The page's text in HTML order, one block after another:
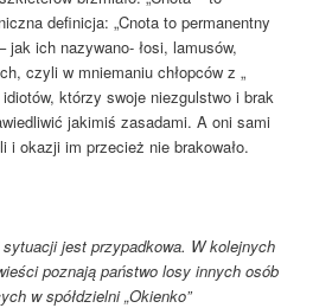
definicja: „Cnota to permanentny
jak ich nazywano- łosi, lamusów,
czyli w mniemaniu chłopców z „
którzy swoje niezgulstwo i brak
jakimiś zasadami. A oni sami
i okazji im przecież nie brakowało.
jest przypadkowa. W kolejnych
poznają państwo losy innych osób
w spółdzielni „Okienko”